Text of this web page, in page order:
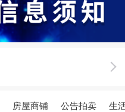
房屋商铺 公告拍卖 生